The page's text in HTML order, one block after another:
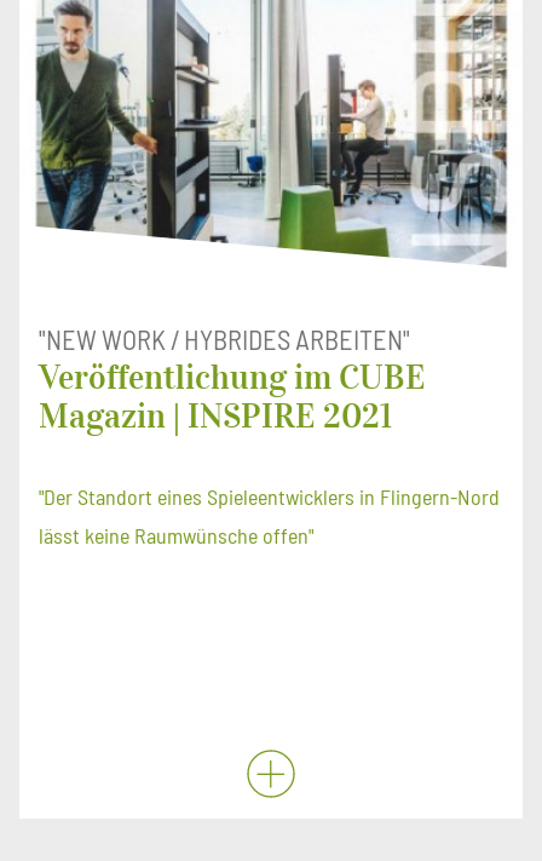
"NEW WORK / HYBRIDES ARBEITEN"
Veröffentlichung im CUBE
Magazin | INSPIRE 2021
"Der Standort eines Spieleentwicklers in Flingern-Nord
lässt keine Raumwünsche offen"